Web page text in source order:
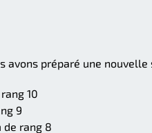
avons préparé une
10
9
de rang 8